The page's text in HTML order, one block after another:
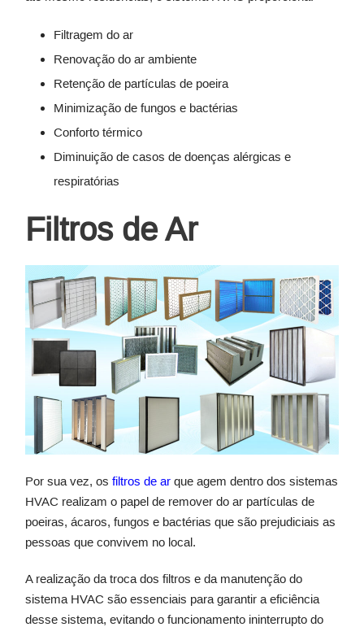
Filtragem do ar
Renovação do ar ambiente
Retenção de partículas de poeira
Minimização de fungos e bactérias
Conforto térmico
Diminuição de casos de doenças alérgicas e
respiratórias
Filtros de Ar
Por sua vez, os filtros de ar que agem dentro dos sistemas
HVAC realizam o papel de remover do ar partículas de
poeiras, ácaros, fungos e bactérias que são prejudiciais as
pessoas que convivem no local.
A realização da troca dos filtros e da manutenção do
sistema HVAC são essenciais para garantir a eficiência
desse sistema, evitando o funcionamento ininterrupto do